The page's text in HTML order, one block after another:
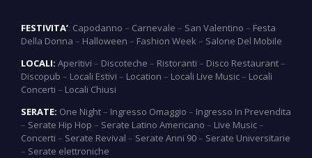
FESTIVITA’: Capodanno – Carnevale – San Valentino – Festa
Della Donna – Halloween – Fashion Week – Salone Del Mobile
LOCALI: Aperitivi – Discoteche – Ristoranti – Disco Restaurant–
Discopub – Locali Estivi – Location – Locali Live Music– Locali
Concerti – Locali Chiusi
SERATE: One Night– Ingresso Omaggio – Ingresso In Prevendita
– Serate Hip Hop – Serate Latino Americano – Live Music–
Concerti – Serate Revival – Serate Anni 90– Serate Universitarie
– Serate elettroniche